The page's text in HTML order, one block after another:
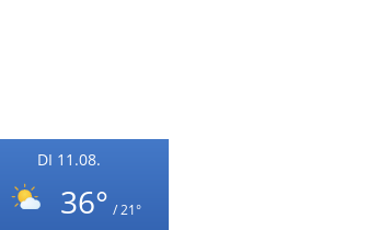
DI 11.08.
36° / 21°